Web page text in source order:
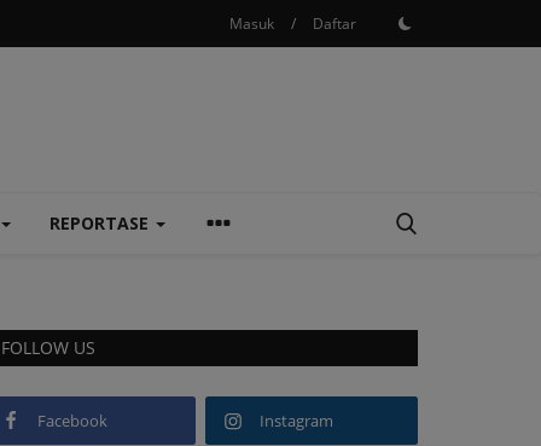
Masuk / Daftar
REPORTASE
FOLLOW US
Facebook Instagram